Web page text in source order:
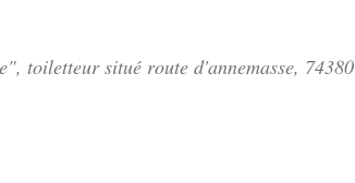
toiletteur situé route d'annemasse, 74380